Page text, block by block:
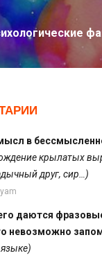
в
крылатых
друг, сир…)
даются
невозможно